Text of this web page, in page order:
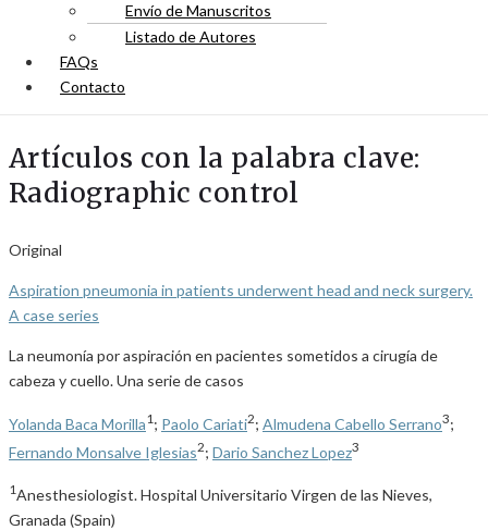
Envío de Manuscritos
Listado de Autores
FAQs
Contacto
Artículos con la palabra clave:
Radiographic control
Original
Aspiration pneumonia in patients underwent head and neck surgery.
A case series
La neumonía por aspiración en pacientes sometidos a cirugía de
cabeza y cuello. Una serie de casos
Yolanda Baca Morilla1 ; Paolo Cariati2; Almudena Cabello Serrano3;
Fernando Monsalve Iglesias2; Dario Sanchez Lopez3
1Anesthesiologist. Hospital Universitario Virgen de las Nieves,
Granada (Spain)